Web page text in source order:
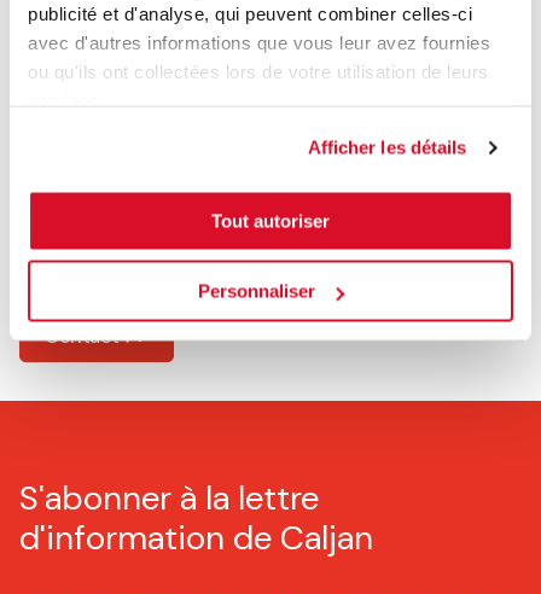
publicité et d'analyse, qui peuvent combiner celles-ci
avec d'autres informations que vous leur avez fournies
ou qu'ils ont collectées lors de votre utilisation de leurs
Afficher les détails
Tout autoriser
Personnaliser
Rejoignez notre communauté LinkedIn
régulièrement des informations et des nouvelles
directement dans votre flux LinkedIn.
Contact
S'abonner à la lettre
d'information de Caljan